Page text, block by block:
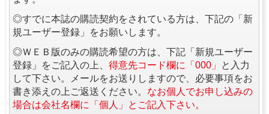
◎すでに本誌の購読契約をされている方は、下記の「新
規ユーザー登録」をお願いします。
◎ＷＥＢ版のみの購読希望の方は、下記「新規ユーザー
登録」をご記入の上、 得意先コード欄に「000」
と入力
して下さい。メールをお送りしますので、必要事項をお
書き添えの上ご返送ください。 なお個人でお申し込みの
場合は会社名欄に「個人」とご記入下さい。